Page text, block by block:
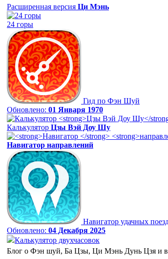
Расширенная версия Ци Мэнь
24 горы
Гид по Фэн Шуй
Обновлено: 01 Января 1970
Калькулятор Цзы Вэй Доу Шу
Навигатор направлений
Навигатор удачных
Обновлено: 04 Декабря 2025
Калькулятор двухчасовок
Блог о Фэн шуй, Ба Цзы, Ци Мэнь Дунь Цзя и